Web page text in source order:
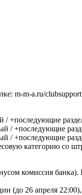
m-m-a.ru/clubsupport
/ +последующие
/ +последующие
/ +последующие
категорию со
комиссия
(до 26 апреля 22:00),